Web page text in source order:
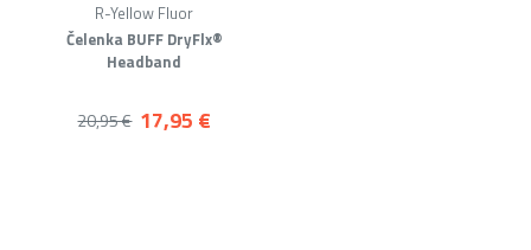
Čelenka BUFF DryFlx®
Headband
R-Yellow Fluor
17,95 €
20,95 €